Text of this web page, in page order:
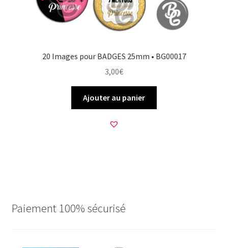
20 Images pour BADGES 25mm • BG00017
3,00€
Ajouter au panier
Paiement 100% sécurisé